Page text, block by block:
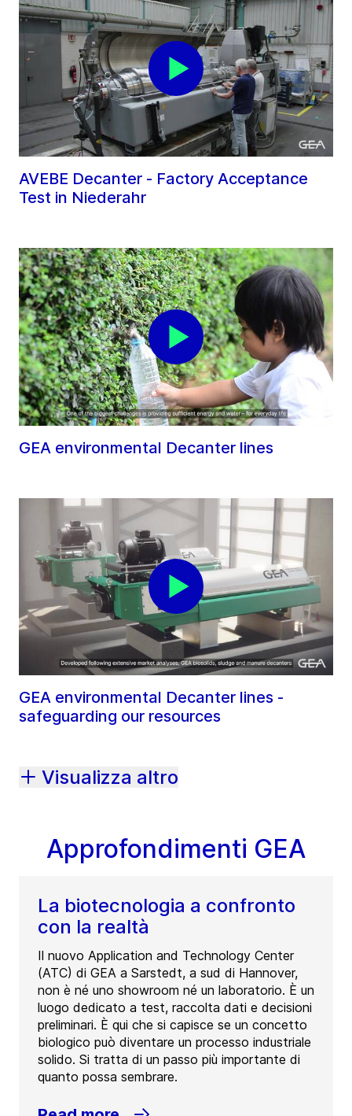
AVEBE Decanter - Factory Acceptance
Test in Niederahr
GEA environmental Decanter lines
GEA environmental Decanter lines -
safeguarding our resources
Visualizza altro
Approfondimenti GEA
La biotecnologia a confronto
con la realtà
Il nuovo Application and Technology Center
(ATC) di GEA a Sarstedt, a sud di Hannover,
non è né uno showroom né un laboratorio. È un
luogo dedicato a test, raccolta dati e decisioni
preliminari. È qui che si capisce se un concetto
biologico può diventare un processo industriale
solido. Si tratta di un passo più importante di
quanto possa sembrare.